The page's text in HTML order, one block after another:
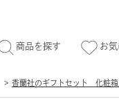
商品を探す お気
香蘭社のギフトセット 化粧箱